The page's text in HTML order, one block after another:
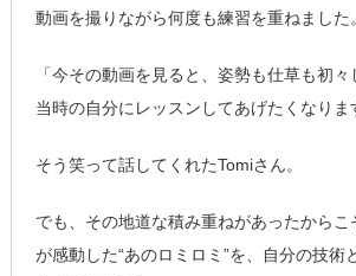
動画を撮りながら何度も練習を重ねました。
「今その動画を見ると、姿勢も仕草も初
当時の自分にレッスンしてあげたくなりま
そう笑って話してくれたTomiさん。
でも、その地道な積み重ねがあったから
が感動した“あのロミロミ”を、自分の技術